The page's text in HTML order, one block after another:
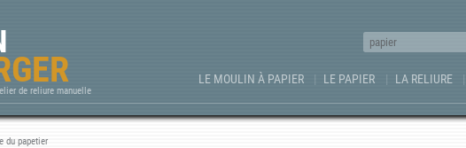
de reliure manuelle
LE MOULIN À PAPIER LE PAPIER LA RELIURE
du papetier